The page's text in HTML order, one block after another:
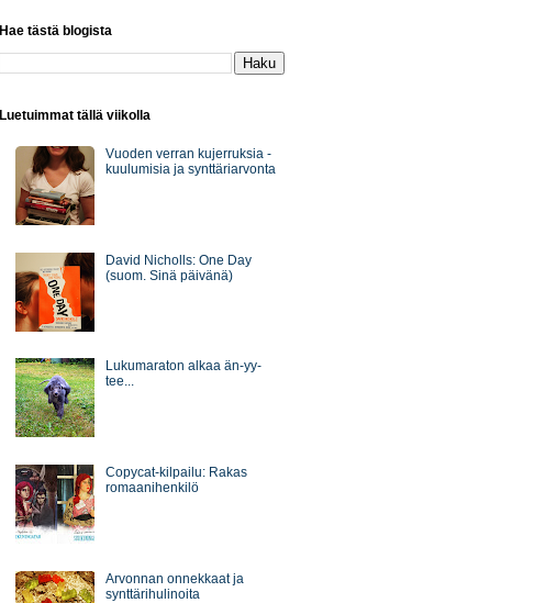
Hae tästä blogista
Luetuimmat tällä viikolla
Vuoden verran kujerruksia -
kuulumisia ja synttäriarvonta
David Nicholls: One Day
(suom. Sinä päivänä)
Lukumaraton alkaa än-yy-
tee...
Copycat-kilpailu: Rakas
romaanihenkilö
Arvonnan onnekkaat ja
synttärihulinoita